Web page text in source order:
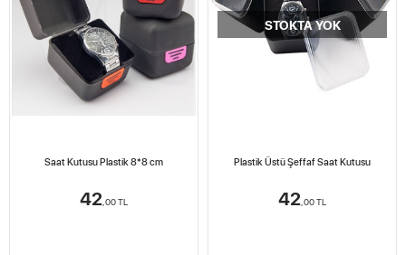
Saat Kutusu Plastik 8*8 cm
42,00TL
STOKTA YOK
Plastik Üstü Şeffaf Saat Kutusu
42,00TL